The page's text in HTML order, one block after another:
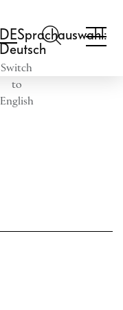
Sprachauswahl:
Deutsch
Switch
to
English